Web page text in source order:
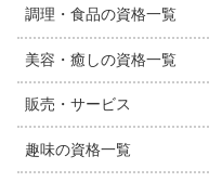
調理・食品の資格一覧
美容・癒しの資格一覧
販売・サービス
趣味の資格一覧